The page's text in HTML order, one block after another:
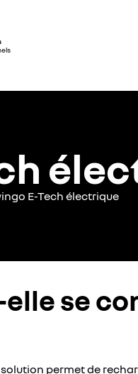
E-Tech électrique
se
permet de